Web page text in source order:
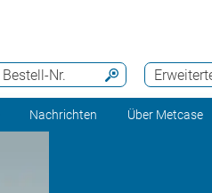
Bestell-Nr.
Nachrichten Über Metcase